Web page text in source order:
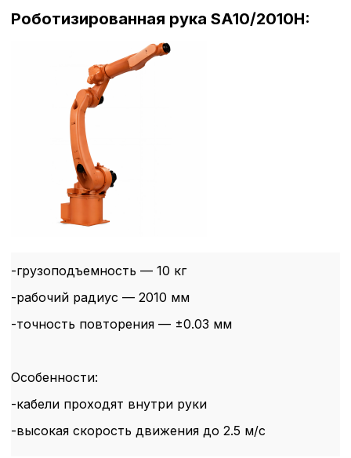
Роботизированная рука SA10/2010H:
-грузоподъемность — 10 кг
-рабочий радиус — 2010 мм
-точность повторения — ±0.03 мм
Особенности:
-кабели проходят внутри руки
-высокая скорость движения до 2.5 м/с